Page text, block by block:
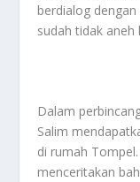
berdialog
sudah tidak aneh
Dalam
Salim
di rumah
menceritakan